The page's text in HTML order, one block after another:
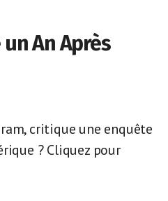
An Après
critique une enquête
? Cliquez pour